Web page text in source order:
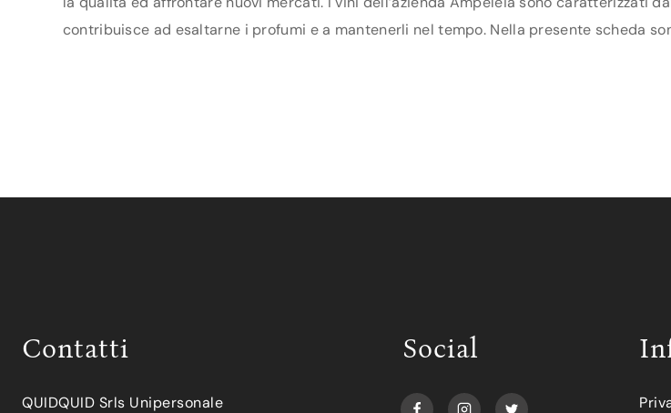
contribuisce ad esaltarne i profumi e a mantenerli nel tempo. Nella presente scheda
Contatti
QUIDQUID Srls Unipersonale
Social